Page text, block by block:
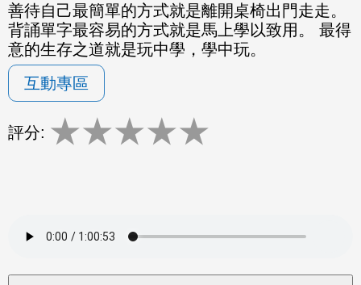
善待自己最簡單的方式就是離開桌椅出門走走。
背誦單字最容易的方式就是馬上學以致用。 最得
意的生存之道就是玩中學，學中玩。
互動專區
評分: ★★★★★